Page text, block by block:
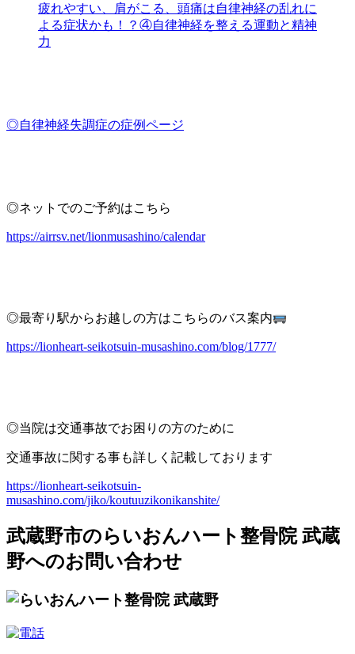
疲れやすい、肩がこる、頭痛は自律神経の乱れに
よる症状かも！？④自律神経を整える運動と精神
力
◎自律神経失調症の症例ページ
◎ネットでのご予約はこちら
https://airrsv.net/lionmusashino/calendar
◎最寄り駅からお越しの方はこちらのバス案内
https://lionheart-seikotsuin-musashino.com/blog/1777/
◎当院は交通事故でお困りの方のために
交通事故に関する事も詳しく記載しております
https://lionheart-seikotsuin-
musashino.com/jiko/koutuuzikonikanshite/
武蔵野市のらいおんハート整骨院 武蔵
野へのお問い合わせ